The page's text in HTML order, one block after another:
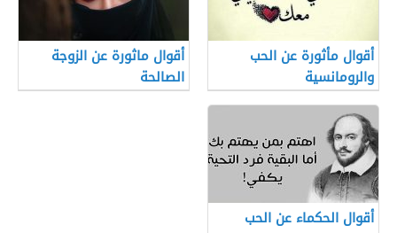
أقوال مأثورة عن الحب
والرومانسية
أقوال ماثورة عن الزوجة
الصالحة
أقوال الحكماء عن الحب